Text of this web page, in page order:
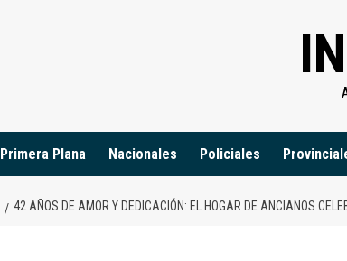
Primera Plana Nacionales Policiales
42 AÑOS DE AMOR Y DEDICACIÓN: EL HOGAR DE ANCIANOS